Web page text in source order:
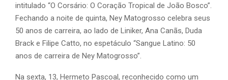
intitulado “O Corsário: O Coração Tropical de João Bosco”.
Fechando a noite de quinta, Ney Matogrosso celebra seus
50 anos de carreira, ao lado de Liniker, Ana Canãs, Duda
Brack e Filipe Catto, no espetáculo “Sangue Latino: 50
anos de carreira de Ney Matogrosso”.
Na sexta, 13, Hermeto Pascoal, reconhecido como um